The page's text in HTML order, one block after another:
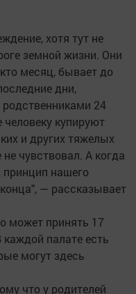
хотя тут не
земной жизни. Они
месяц, бывает до
дни,
24
человеку купируют
и других тяжелых
чувствовал. А когда
нашего
— рассказывает
может принять 17
палате есть
могут здесь
что у родителей